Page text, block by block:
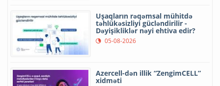
Uşaqların rəqəmsal mühitdə
təhlükəsizliyi gücləndirilir -
Dəyişikliklər nəyi ehtiva edir?
05-08-2026
Azercell-dən illik “ZengimCELL”
xidməti